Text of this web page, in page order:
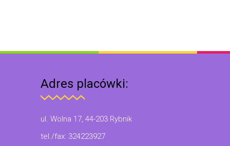
Adres placówki:
ul. Wolna 17, 44-203 Rybnik
tel./fax: 324223927